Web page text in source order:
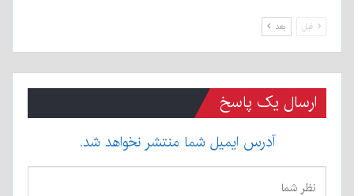
قبل بعد
ارسال یک پاسخ
آدرس ایمیل شما منتشر نخواهد شد.